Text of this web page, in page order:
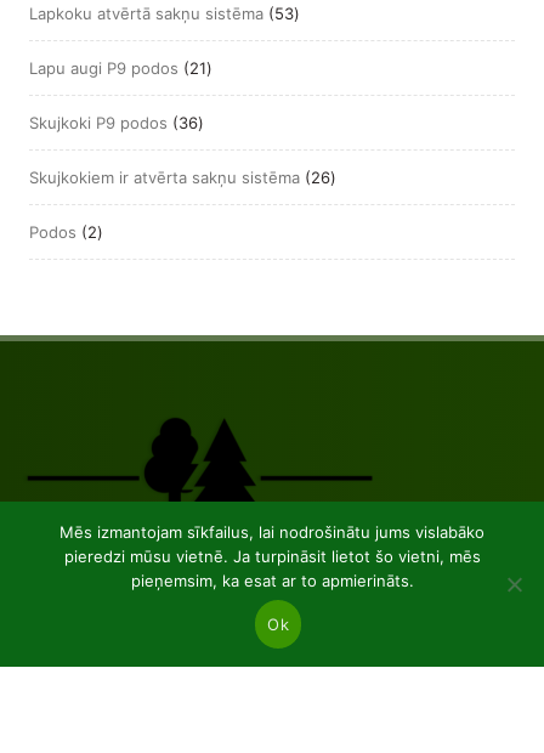
Lapkoku atvērtā sakņu sistēma 5353
produkts
Lapu augi P9 podos
2121
produkts
Skujkoki P9 podos
3636
produkts
Skujkokiem ir atvērta sakņu sistēma
2626
produkts
Podos
22
produkts
Address: Kairiūkščiai 53289 Kauno r. sav.
Mēs izmantojam sīkfailus, lai nodrošinātu jums vislabāko
pieredzi mūsu vietnē. Ja turpināsit lietot šo vietni, mēs
pieņemsim, ka esat ar to apmierināts.
Ok